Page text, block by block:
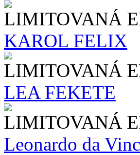
LIMITOVANÁ
KAROL FELIX
LIMITOVANÁ
LEA FEKETE
LIMITOVANÁ
Leonardo da